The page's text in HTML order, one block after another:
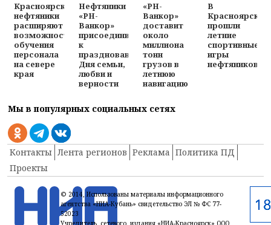
Красноярские
нефтяники
расширяют
возможности
обучения
персонала
на севере
края
Нефтяники
«РН-
Ванкор»
присоединились
к
празднованию
Дня семьи,
любви и
верности
«РН-
Ванкор»
доставит
около
миллиона
тонн
грузов в
летнюю
навигацию
В
Красноярске
прошли
летние
спортивные
игры
нефтяников
Мы в популярных социальных сетях
Контакты Лента регионов Реклама Политика ПД
Проекты
© 2014, Использованы материалы информационного
агентства «НИА-Кубань» свидетельство ЭЛ № ФС 77-
52023
Учредитель сетевого издания «НИА-Красноярск» ООО